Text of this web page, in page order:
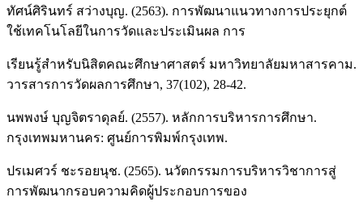
ทัศน์ศิรินทร์ สว่างบุญ. (2563). การพัฒนาแนวทางการประยุกต์
ใช้เทคโนโลยีในการวัดและประเมินผล การ
เรียนรู้สำหรับนิสิตคณะศึกษาศาสตร์ มหาวิทยาลัยมหาสารคาม.
วารสารการวัดผลการศึกษา, 37(102), 28-42.
นพพงษ์ บุญจิตราดุลย์. (2557). หลักการบริหารการศึกษา.
กรุงเทพมหานคร: ศูนย์การพิมพ์กรุงเทพ.
ปรเมศวร์ ชะรอยนุช. (2565). นวัตกรรมการบริหารวิชาการสู่
การพัฒนากรอบความคิดผู้ประกอบการของ